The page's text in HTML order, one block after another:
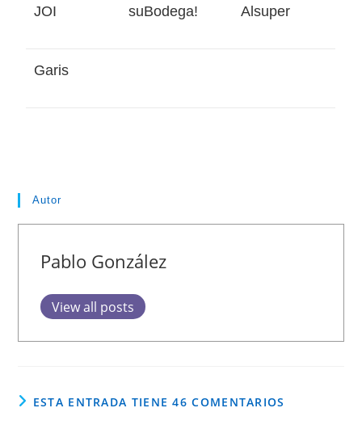
JOI suBodega! Alsuper
Garis
Autor
Pablo González
View all posts
ESTA ENTRADA TIENE 46 COMENTARIOS